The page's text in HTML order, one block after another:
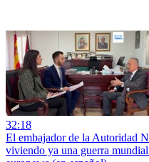
32:18
El embajador de la Autoridad
viviendo ya una guerra